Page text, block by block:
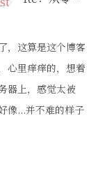
，这算是这个博客
心里痒痒的，想着
器上，感觉太被
像...并不难的样子